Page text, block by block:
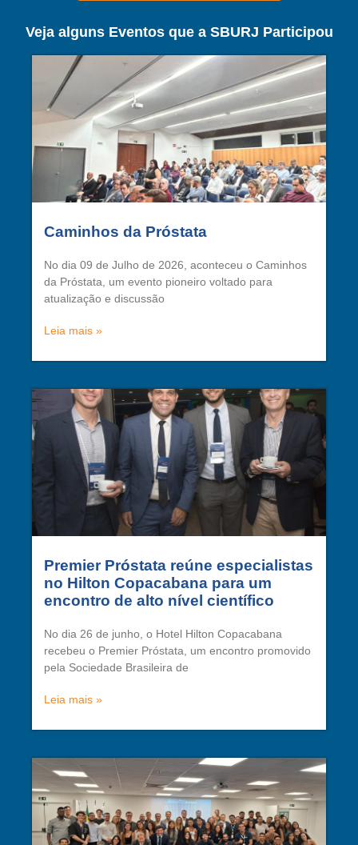
Veja alguns Eventos que a SBURJ Participou
Caminhos da Próstata
No dia 09 de Julho de 2026, aconteceu o Caminhos
da Próstata, um evento pioneiro voltado para
atualização e discussão
Leia mais »
Premier Próstata reúne especialistas
no Hilton Copacabana para um
encontro de alto nível científico
No dia 26 de junho, o Hotel Hilton Copacabana
recebeu o Premier Próstata, um encontro promovido
pela Sociedade Brasileira de
Leia mais »